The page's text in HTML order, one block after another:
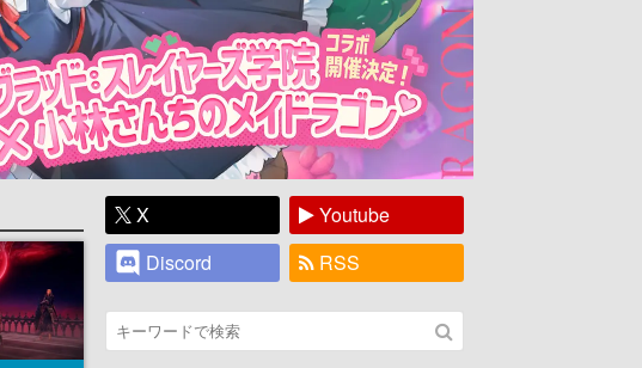
X
Youtube
Discord
RSS